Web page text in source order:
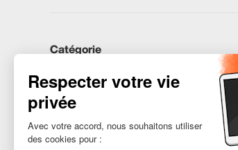
Catégorie
iPhones
Samsung
Huawei